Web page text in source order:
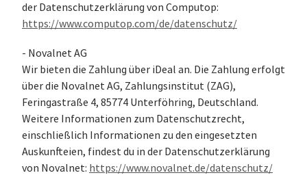
der Datenschutzerklärung von Computop:
https://www.computop.com/de/datenschutz/
- Novalnet AG
Wir bieten die Zahlung über iDeal an. Die Zahlung erfolgt
über die Novalnet AG, Zahlungsinstitut (ZAG),
Feringastraße 4, 85774 Unterföhring, Deutschland.
Weitere Informationen zum Datenschutzrecht,
einschließlich Informationen zu den eingesetzten
Auskunfteien, findest du in der Datenschutzerklärung
von Novalnet: https://www.novalnet.de/datenschutz/